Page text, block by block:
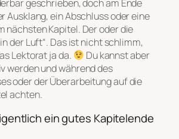
geschrieben, doch am Ende
Ausklang, ein Abschluss oder eine
nächsten Kapitel. Der oder die
der Luft“. Das ist nicht schlimm,
Lektorat ja da.
Du kannst aber
werden und während des
oder der Überarbeitung auf die
achten.
ein gutes Kapitelende